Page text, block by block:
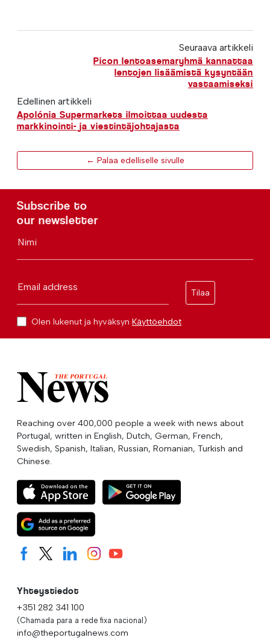
Seuraava artikkeli
Picon lentoasemaryhmä kannattaa
lentojen lisäämistä kysyntään
vastaamiseksi
Edellinen artikkeli
Apolónia Supermarkets ilmoittaa uudesta
markkinointi- ja viestintäjohtajasta
← Palaa edelliselle sivulle
Subscribe to
our newsletter
Nimi
Email address
Tilaa
Olen lukenut ja hyväksyn Käyttöehdot
Reaching over 400,000 people a week with news about
Portugal, written in English, Dutch, German, French,
Swedish, Spanish, Italian, Russian, Romanian, Turkish and
Chinese.
Yhteystiedot
+351 282 341 100
(Chamada para a rede fixa nacional)
info@theportugalnews.com